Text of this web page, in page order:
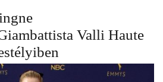
Valli Haute